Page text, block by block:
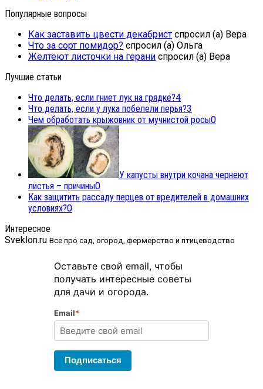
Популярные вопросы
Как заставить цвести декабрист спросил (а) Вера
Что за сорт помидор? спросил (а) Ольга
Желтеют листочки на герани спросил (а) Вера
Лучшие статьи
Что делать, если гниет лук на грядке?4
Что делать, если у лука побелели перья?3
Чем обработать крыжовник от мучнистой росы0
У капусты внутри кочана чернеют
листья – причины0
Как защитить рассаду перцев от вредителей в домашних
условиях?0
Интересное
Sveklon.ru Все про сад, огород, фермерство и птицеводство
Оставьте свой email, чтобы
получать интересные советы
для дачи и огорода.
Email*
Подписаться